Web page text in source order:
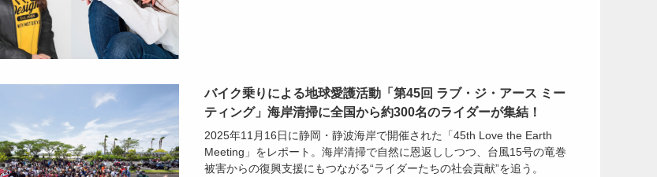
バイク乗りによる地球愛護活動「第45回 ラブ・ジ・アース ミー
ティング」海岸清掃に全国から約300名のライダーが集結！
2025年11月16日に静岡・静波海岸で開催された「45th Love the Earth
Meeting」をレポート。海岸清掃で自然に恩返ししつつ、台風15号の竜巻
被害からの復興支援にもつながる“ライダーたちの社会貢献”を追う。